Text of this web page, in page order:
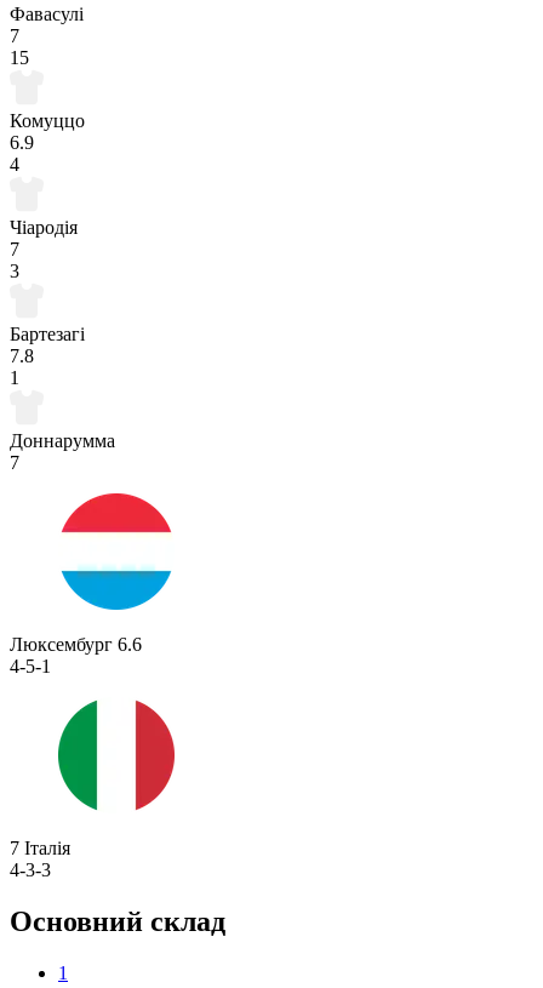
Фавасулі
7
15
Комуццо
6.9
4
Чіародія
7
3
Бартезагі
7.8
1
Доннарумма
7
Люксембург 6.6
4-5-1
7 Італія
4-3-3
Основний склад
1